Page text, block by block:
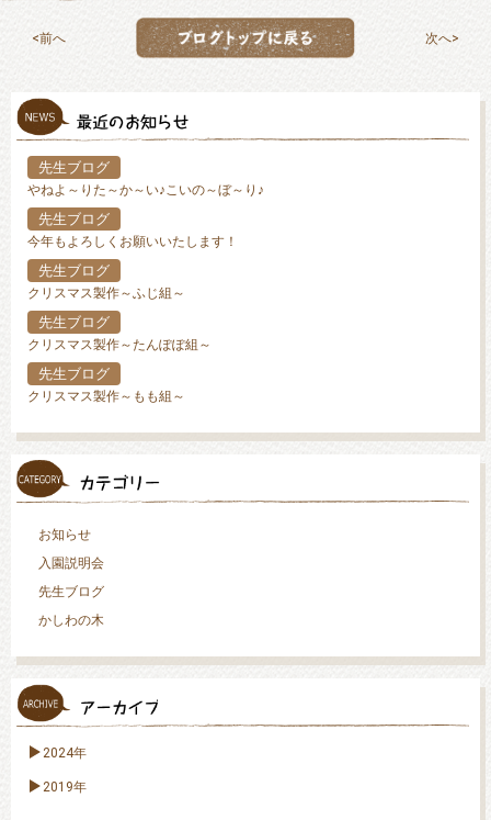
前へ 次へ
先生ブログ
やねよ～りた～か～い♪こいの～ぼ～り♪
先生ブログ
今年もよろしくお願いいたします！
先生ブログ
クリスマス製作～ふじ組～
先生ブログ
クリスマス製作～たんぽぽ組～
先生ブログ
クリスマス製作～もも組～
お知らせ
入園説明会
先生ブログ
かしわの木
2024年
2019年